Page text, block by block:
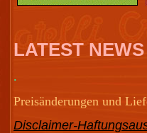
LATEST NEWS
.
Preisänderungen und
Disclaimer-